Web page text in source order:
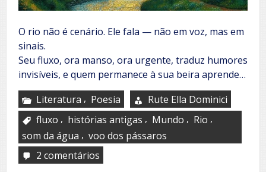
O rio não é cenário. Ele fala — não em voz, mas em
sinais.
Seu fluxo, ora manso, ora urgente, traduz humores
invisíveis, e quem permanece à sua beira aprende…
Literatura , Poesia
Rute Ella Dominici
fluxo , histórias antigas , Mundo , Rio ,
som da água , voo dos pássaros
2 comentários